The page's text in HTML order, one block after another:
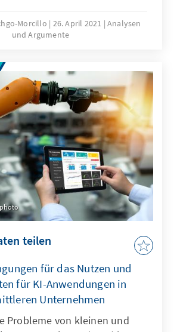
Morcillo 26. April 2021
Analysen
und Argumente
teilen
für das Nutzen und
für KI-Anwendungen in
Unternehmen
Probleme von kleinen und